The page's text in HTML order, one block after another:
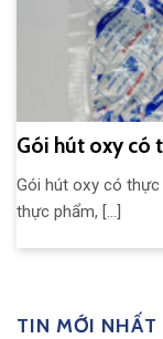
Gói hút oxy có
Gói hút oxy có thực
thực phẩm, [...]
TIN MỚI NHẤT